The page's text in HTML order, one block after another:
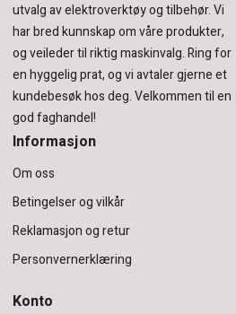
utvalg av elektroverktøy og tilbehør.Vi
har bred kunnskap om våre produkter,
og veileder til riktig maskinvalg. Ring for
en hyggelig prat, og vi avtaler gjerne et
kundebesøk hos deg.Velkommen til en
god faghandel!
Informasjon
Om oss
Betingelser og vilkår
Reklamasjon og retur
Personvernerklæring
Konto